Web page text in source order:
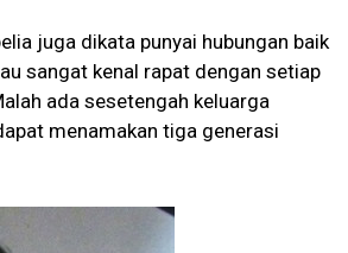
juga dikata punyai hubungan baik
sangat kenal rapat dengan setiap
ada sesetengah keluarga
menamakan tiga generasi